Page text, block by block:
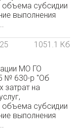
объема субсидии
выполнения
1051.1 Кб
МО ГО
№ 630-р "Об
затрат на
объема субсидии
выполнения